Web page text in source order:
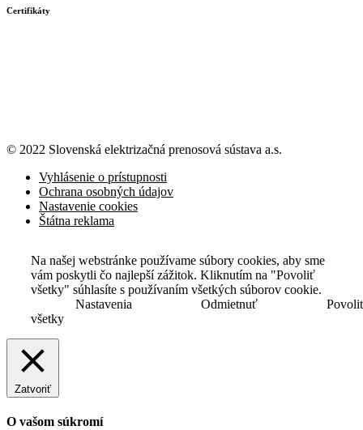
Certifikáty
© 2022 Slovenská elektrizačná prenosová sústava a.s.
Vyhlásenie o prístupnosti
Ochrana osobných údajov
Nastavenie cookies
Štátna reklama
Na našej webstránke používame súbory cookies, aby sme
vám poskytli čo najlepší zážitok. Kliknutím na "Povoliť
všetky" súhlasíte s používaním všetkých súborov cookie.
Nastavenia
Odmietnuť
všetky
Zatvoriť
O vašom súkromí